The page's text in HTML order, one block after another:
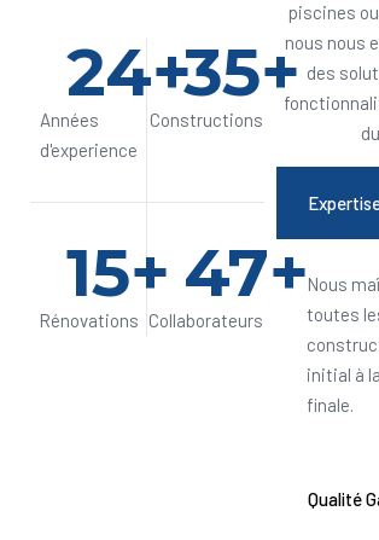
Années
d'experience
24+
Constructions
35+
Rénovations
15+
Collaborateurs
47+
piscines
nous nous
des
Nous
toutes
initial à
finale.
Qualité